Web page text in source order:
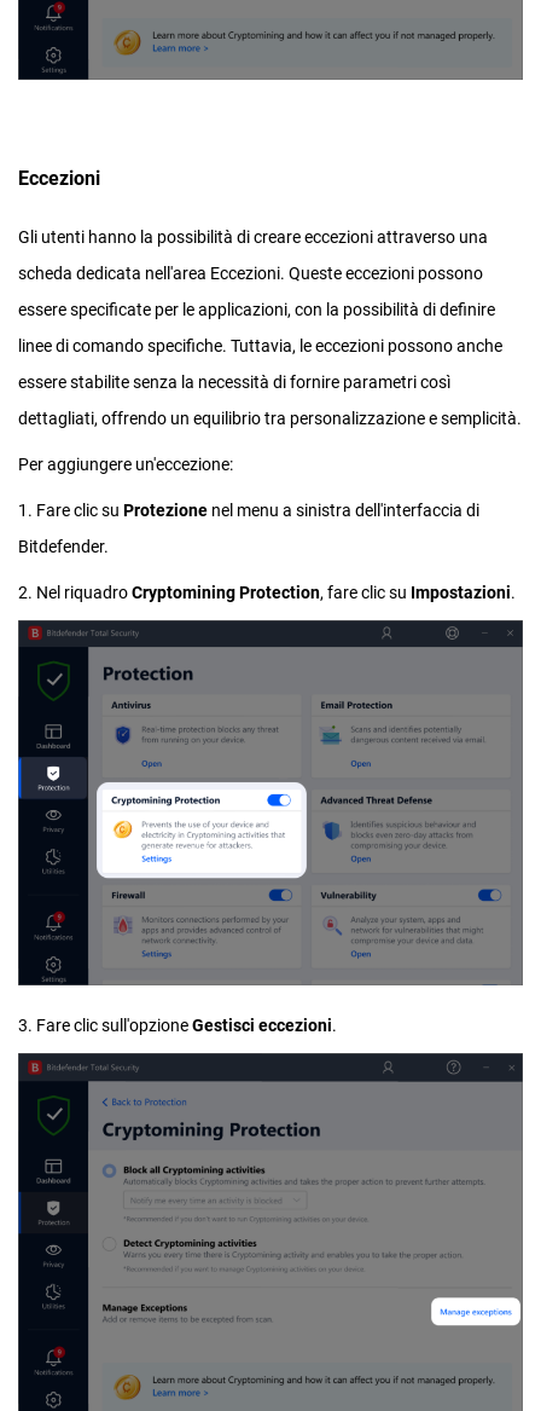
Eccezioni
Gli utenti hanno la possibilità di creare eccezioni attraverso una
scheda dedicata nell'area Eccezioni. Queste eccezioni possono
essere specificate per le applicazioni, con la possibilità di definire
linee di comando specifiche. Tuttavia, le eccezioni possono anche
essere stabilite senza la necessità di fornire parametri così
dettagliati, offrendo un equilibrio tra personalizzazione e semplicità.
Per aggiungere un'eccezione:
1. Fare clic su Protezione nel menu a sinistra dell'interfaccia di
Bitdefender.
2. Nel riquadroCryptominingProtection, fare clic su Impostazioni.
3. Fare clic sull'opzioneGestisci eccezioni.